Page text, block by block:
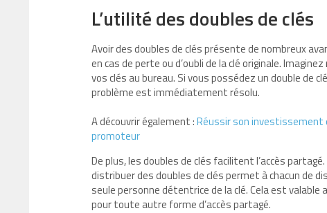
L’utilité des doubles de clés
Avoir des doubles de clés présente de nombreux
en cas de perte ou d’oubli de la clé originale.
vos clés au bureau. Si vous possédez un double de
problème est immédiatement résolu.
A découvrir également :Réussir son investissement
promoteur
De plus, les doubles de clés facilitent l’accès
distribuer des doubles de clés permet à chacun de
seule personne détentrice de la clé. Cela est
pour toute autre forme d’accès partagé.